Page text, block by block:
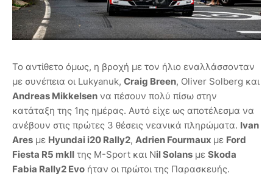
Το αντίθετο όμως, η βροχή με τον ήλιο εναλλάσσονταν
με συνέπεια οι Lukyanuk, Craig Breen, Oliver Solberg και
Andreas Mikkelsen να πέσουν πολύ πίσω στην
κατάταξη της 1ης ημέρας. Αυτό είχε ως αποτέλεσμα να
ανέβουν στις πρώτες 3 θέσεις νεανικά πληρώματα. Ivan
Ares με Hyundai i20 Rally2, Adrien Fourmaux με Ford
Fiesta R5 mkII της M-Sport και Nil Solans με Skoda
Fabia Rally2 Evo ήταν οι πρώτοι της Παρασκευής.